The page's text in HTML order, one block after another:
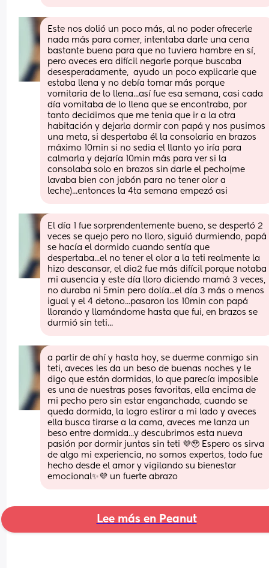
Este nos dolió un poco más, al no poder ofrecerle
nada más para comer, intentaba darle una cena
bastante buena para que no tuviera hambre en sí,
pero aveces era difícil negarle porque buscaba
desesperadamente,  ayudo un poco explicarle que
estaba llena y no debía tomar más porque
vomitaria de lo llena...así fue esa semana, casi cada
día vomitaba de lo llena que se encontraba, por
tanto decidimos que me tenia que ir a la otra
habitación y dejarla dormir con papá y nos pusimos
una meta, si despertaba él la consolaria en brazos
máximo 10min si no sedia el llanto yo iría para
calmarla y dejaría 10min más para ver si la
consolaba solo en brazos sin darle el pecho(me
lavaba bien con jabón para no tener olor a
leche)...entonces la 4ta semana empezó asi
El día 1 fue sorprendentemente bueno, se despertó 2
veces se quejo pero no lloro, siguió durmiendo, papá
se hacía el dormido cuando sentía que
despertaba...el no tener el olor a la teti realmente la
hizo descansar, el dia2 fue más difícil porque notaba
mi ausencia y este día lloro diciendo mamá 3 veces,
no duraba ni 5min pero dolía...el día 3 más o menos
igual y el 4 detono...pasaron los 10min con papá
llorando y llamándome hasta que fui, en brazos se
durmió sin teti...
a partir de ahí y hasta hoy, se duerme conmigo sin
teti, aveces les da un beso de buenas noches y le
digo que están dormidas, lo que parecía imposible
es una de nuestras poses favoritas, ella encima de
mi pecho pero sin estar enganchada, cuando se
queda dormida, la logro estirar a mi lado y aveces
ella busca tirarse a la cama, aveces me lanza un
beso entre dormida...y descubrimos esta nueva
pasión por dormir juntas sin teti 💜🥹 Espero os sirva
de algo mi experiencia, no somos expertos, todo fue
hecho desde el amor y vigilando su bienestar
emocional✨️💜 un fuerte abrazo
Lee más en Peanut